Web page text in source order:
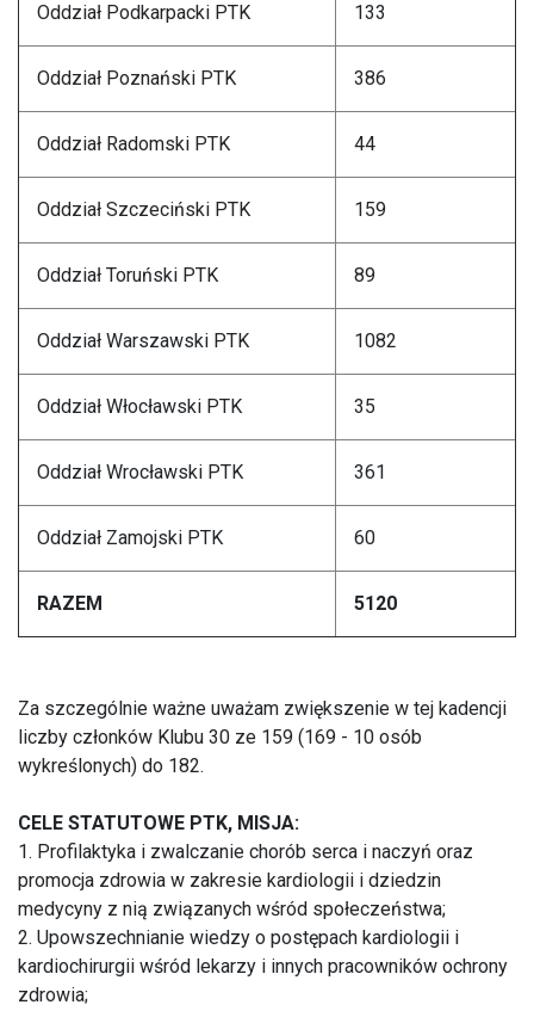
Oddział Podkarpacki PTK 133
Oddział Poznański PTK 386
Oddział Radomski PTK 44
Oddział Szczeciński PTK 159
Oddział Toruński PTK 89
Oddział Warszawski PTK 1082
Oddział Włocławski PTK 35
Oddział Wrocławski PTK 361
Oddział Zamojski PTK 60
RAZEM 5120
Za szczególnie ważne uważam zwiększenie w tej kadencji
liczby członków Klubu 30 ze 159 (169 - 10 osób
wykreślonych) do 182.
CELE STATUTOWE PTK, MISJA:
1. Profilaktyka i zwalczanie chorób serca i naczyń oraz
promocja zdrowia w zakresie kardiologii i dziedzin
medycyny z nią związanych wśród społeczeństwa;
2. Upowszechnianie wiedzy o postępach kardiologii i
kardiochirurgii wśród lekarzy i innych pracowników ochrony
zdrowia;